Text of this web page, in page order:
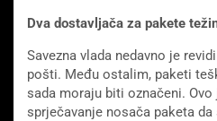
Dva dostavljača za pakete
Savezna vlada nedavno je
pošti. Među ostalim, paketi
sada moraju biti označeni.
sprječavanje nosača paketa